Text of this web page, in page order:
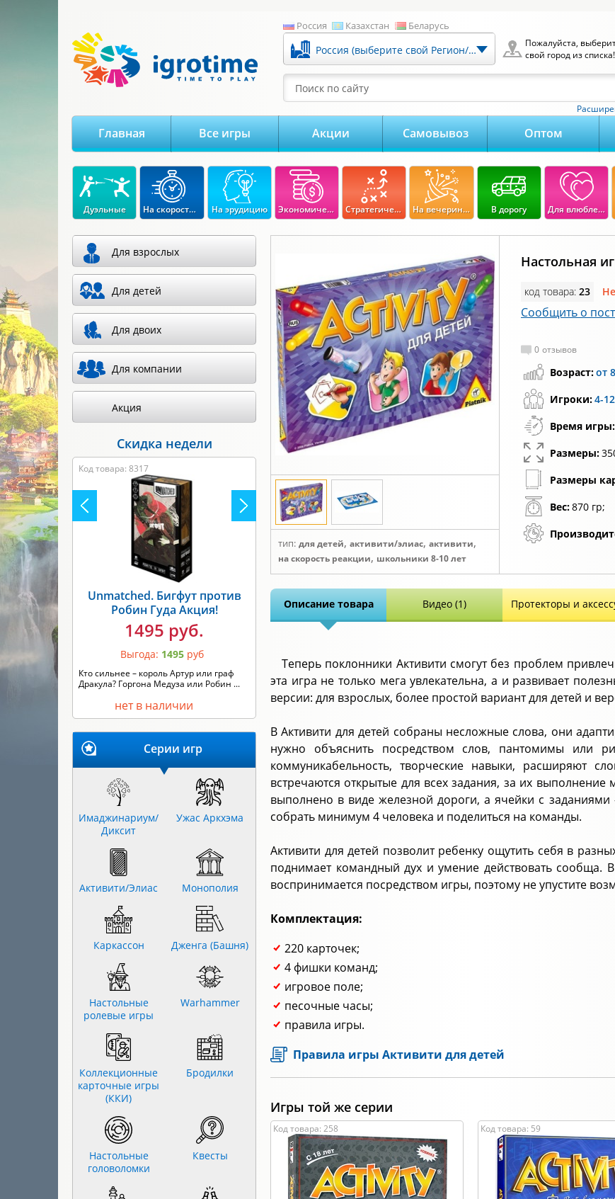
Россия Казахстан Беларусь
Россия (выберите свой Регион/Город)
Пожалуйста,
свой город из списка!
Поиск по сайту
Главная Все игры Акции Самовывоз Оптом
Дуэльные На скорость реакции На эрудицию Экономические Стратегические На вечеринку В дорогу Для влюбленных
тип: для детей, активити/элиас, активити,
на скорость реакции, школьники 8-10 лет
Настольная
код товара: 23
Сообщить о
0 отзывов
Возраст:от
Игроки:4-12
Время игры:
Размеры:
Размеры
Вес:870 гр;
Описание товара Видео (1) Протекторы и
Теперь поклонники Активити смогут без проблем
эта игра не только мега увлекательна, а и развивает
версии: для взрослых, более простой вариант для детей и
В Активити для детей собраны несложные слова, они
нужно объяснить посредством слов, пантомимы или
коммуникабельность, творческие навыки, расширяют
встречаются открытые для всех задания, за их
выполнено в виде железной дороги, а ячейки с
собрать минимум 4 человека и поделиться на команды.
Активити для детей позволит ребенку ощутить себя в
поднимает командный дух и умение действовать сообща.
воспринимается посредством игры, поэтому не упустите
Комплектация:
220 карточек;
4 фишки команд;
игровое поле;
песочные часы;
правила игры.
Правила игры Активити для детей
Игры той же серии
Код товара: 258 Код товара: 59
Для взрослых
Для детей
Для двоих
Для компании
Акция
Скидка недели
Код товара: 8317
Unmatched. Бигфут против
Робин Гуда Акция!
1495 руб.
Выгода: 1495 руб
Кто сильнее – король Артур или граф
Дракула? Горгона Медуза или Робин ...
нет в наличии
Серии игр
Имаджинариум/
Диксит
Ужас Аркхэма
Активити/Элиас Монополия
Каркассон Дженга (Башня)
Настольные
ролевые игры
Warhammer
Коллекционные
карточные игры
(ККИ)
Бродилки
Настольные
головоломки
Квесты